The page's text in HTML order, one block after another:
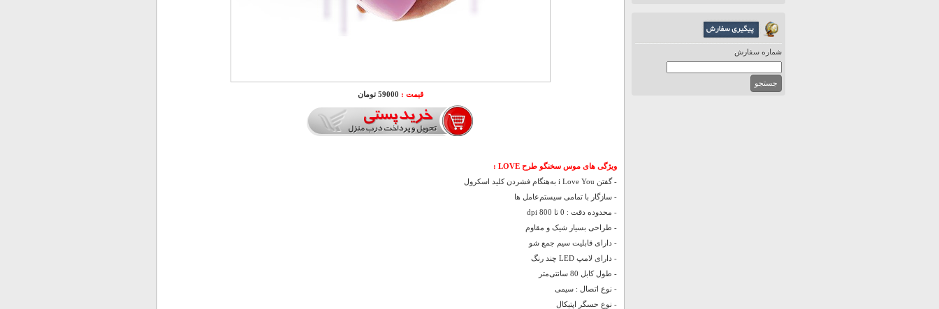
شماره سفارش
قیمت : 59000 تومان
ویژگی های موس سخنگو طرح LOVE :
- گفتن i Love You به‌هنگام فشردن کلید اسکرول
- سازگار با تمامی سیستم‌عامل ها
- محدوده دقت : 0 تا 800 dpi
- طراحی بسیار شیک و مقاوم
- دارای قابلیت سیم جمع شو
- دارای لامپ LED چند رنگ
- طول کابل 80 سانتی‌متر
- نوع اتصال : سیمی
- نوع حسگر اپتیکال